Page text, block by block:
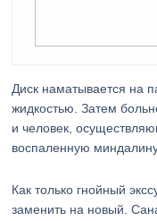
Диск наматывается на
жидкостью. Затем
и человек,
воспаленную
Как только гнойный
заменить на новый.